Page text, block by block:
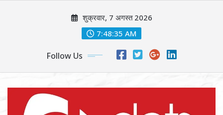
शुक्रवार, 7 अगस्त 2026
7:48:37 AM
Follow Us